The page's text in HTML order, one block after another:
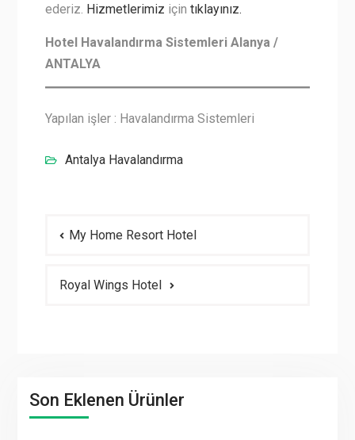
ederiz. Hizmetlerimiz için tıklayınız.
Hotel Havalandırma Sistemleri Alanya /
ANTALYA
Yapılan işler : Havalandırma Sistemleri
Antalya Havalandırma
gezinmesi
My Home Resort Hotel
Royal Wings Hotel
Son Eklenen Ürünler